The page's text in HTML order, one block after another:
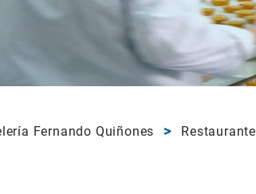
Fernando Quiñones Restaurante